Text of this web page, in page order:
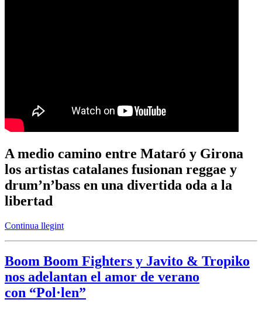
A medio camino entre Mataró y Girona
los artistas catalanes fusionan reggae y
drum’n’bass en una divertida oda a la
libertad
Continua llegint
Boom Boom Fighters y Javito & Tropiko
nos adelantan el amor de verano
con “Pol·len”